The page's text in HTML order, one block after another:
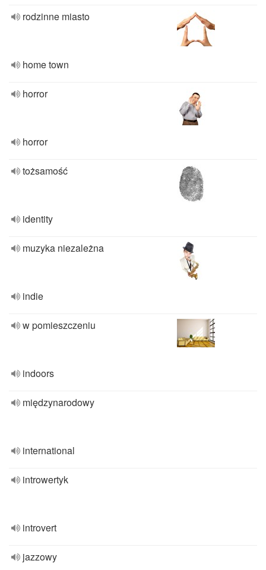
rodzinne miasto
home town
horror
horror
tożsamość
identity
muzyka niezależna
indie
w pomieszczeniu
indoors
międzynarodowy
international
introwertyk
introvert
jazzowy